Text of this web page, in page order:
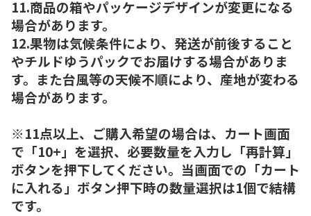
11.商品の箱やパッケージデザインが変更になる
場合があります。
12.果物は気候条件により、発送が前後すること
やチルドゆうパックでお届けする場合がありま
す。また台風等の天候不順により、産地が変わる
場合があります。
※11点以上、ご購入希望の場合は、カート画面
で「10+」を選択、必要数量を入力し「再計算」
ボタンを押下してください。当画面での「カート
に入れる」ボタン押下時の数量選択は1個で結構
です。